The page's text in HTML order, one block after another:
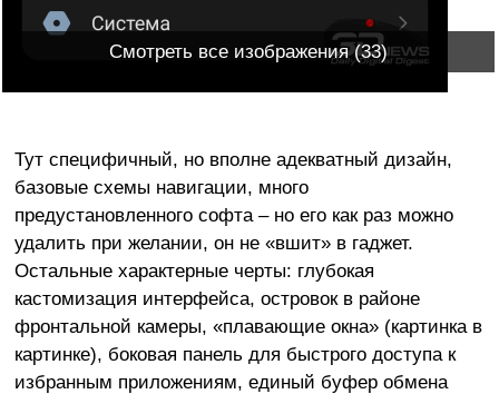
Смотреть все изображения (33)
Тут специфичный, но вполне адекватный дизайн,
базовые схемы навигации, много
предустановленного софта – но его как раз можно
удалить при желании, он не «вшит» в гаджет.
Остальные характерные черты: глубокая
кастомизация интерфейса, островок в районе
фронтальной камеры, «плавающие окна» (картинка в
картинке), боковая панель для быстрого доступа к
избранным приложениям, единый буфер обмена